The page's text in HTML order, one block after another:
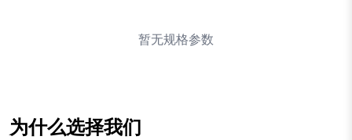
暂无规格参数
为什么选择我们